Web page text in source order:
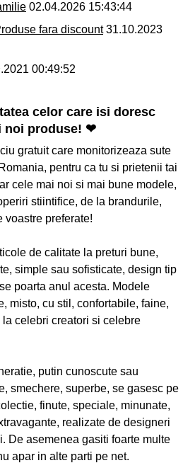
02.04.2026 15:43:44
fara discount31.10.2023
00:49:52
celor care isi doresc
noi produse! ❤
gratuit care monitorizeaza sute
pentru ca tu si prietenii tai
cele mai noi si mai bune modele,
stiintifice, de la brandurile,
preferate!
de calitate la preturi bune,
simple sau sofisticate, design tip
poarta anul acesta. Modele
misto, cu stil, confortabile, faine,
celebri creatori si celebre
putin cunoscute sau
smechere, superbe, se gasesc pe
finute, speciale, minunate,
realizate de designeri
De asemenea gasiti foarte multe
apar in alte parti pe net.